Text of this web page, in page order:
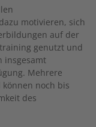
motivieren, sich
auf der
genutzt und
insgesamt
Mehrere
noch bis
des